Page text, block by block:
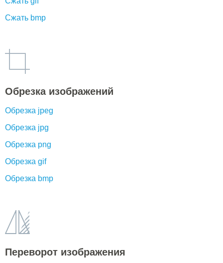
Сжать bmp
Обрезка изображений
Обрезка jpeg
Обрезка jpg
Обрезка png
Обрезка gif
Обрезка bmp
Переворот изображения